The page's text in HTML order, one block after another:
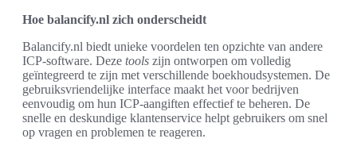
Hoe balancify.nl zich onderscheidt
Balancify.nl biedt unieke voordelen ten opzichte van andere
ICP-software. Deze tools zijn ontworpen om volledig
geïntegreerd te zijn met verschillende boekhoudsystemen. De
gebruiksvriendelijke interface maakt het voor bedrijven
eenvoudig om hun ICP-aangiften effectief te beheren. De
snelle en deskundige klantenservice helpt gebruikers om snel
op vragen en problemen te reageren.